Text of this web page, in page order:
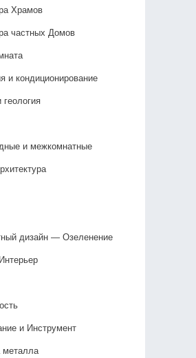
Храмов
частных Домов
и кондиционирование
геология
и межкомнатные
дизайн — Озеленение‎
и Инструмент
металла